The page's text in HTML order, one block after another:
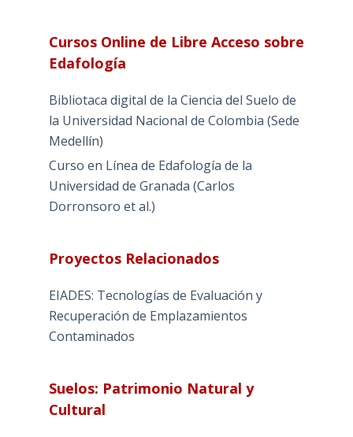
Cursos Online de Libre Acceso sobre
Edafología
Bibliotaca digital de la Ciencia del Suelo de
la Universidad Nacional de Colombia (Sede
Medellín)
Curso en Línea de Edafología de la
Universidad de Granada (Carlos
Dorronsoro et al.)
Proyectos Relacionados
EIADES: Tecnologías de Evaluación y
Recuperación de Emplazamientos
Contaminados
Suelos: Patrimonio Natural y
Cultural